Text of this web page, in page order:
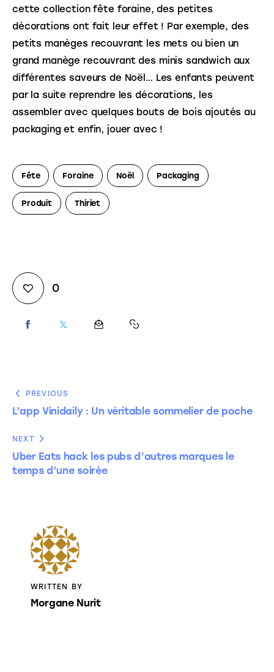
cette collection fête foraine, des petites
décorations ont fait leur effet ! Par exemple, des
petits manèges recouvrant les mets ou bien un
grand manège recouvrant des minis sandwich aux
différentes saveurs de Noël… Les enfants peuvent
par la suite reprendre les décorations, les
assembler avec quelques bouts de bois ajoutés au
packaging et enfin, jouer avec !
Fête Foraine Noël Packaging
Produit Thiriet
0
PREVIOUS
L’app Vinidaily : Un véritable sommelier de poche
NEXT
Uber Eats hack les pubs d’autres marques le
temps d’une soirée
WRITTEN BY
Morgane Nurit